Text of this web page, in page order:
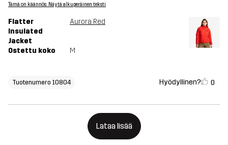
Tämä on käännös. Näytä alkuperäinen teksti
Flatter
Insulated
Jacket
Aurora Red
Ostettu koko M
Tuotenumero 10804 Hyödyllinen? 0
Lataa lisää